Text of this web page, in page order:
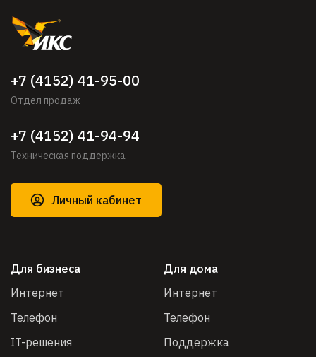
+7 (4152) 41-95-00
Отдел продаж
+7 (4152) 41-94-94
Техническая поддержка
Личный кабинет
Для бизнеса
Интернет
Телефон
IT-решения
Для дома
Интернет
Телефон
Поддержка